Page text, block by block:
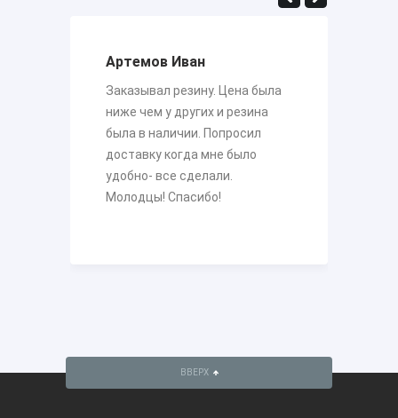
Артемов Иван
Заказывал резину. Цена была
ниже чем у других и резина
была в наличии. Попросил
доставку когда мне было
удобно- все сделали.
Молодцы! Спасибо!
ВВЕРХ